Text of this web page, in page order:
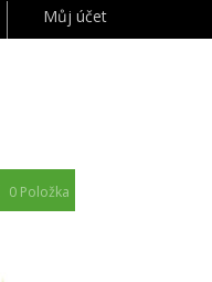
Můj účet
0 Položka